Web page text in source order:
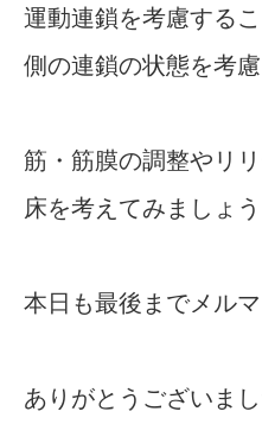
運動連鎖を考慮する
側の連鎖の状態を考
筋・筋膜の調整やリ
床を考えてみましょう
本日も最後までメル
ありがとうございまし